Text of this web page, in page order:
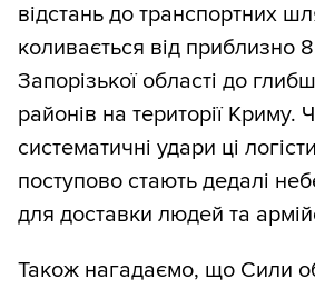
відстань до транспортних
коливається від приблизно
Запорізької області до
районів на території Криму.
систематичні удари ці
поступово стають дедалі
для доставки людей та
Також нагадаємо, що Сили